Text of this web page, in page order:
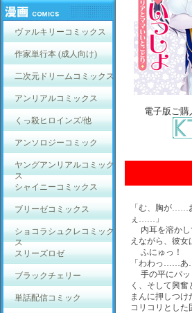
ヴァルキリーコミックス
作家単行本 (成人向け)
二次元ドリームコミックス
アンリアルコミックス
くっ殺ヒロインズ/他
アンソロジーコミック
ヤングアンリアルコミック
ス
シャイニーコミックス
ブリーゼコミックス
ショコラシュクレコミック
ス
スリーズロゼ
ブラックチェリー
単話配信コミック
電子版ご購
「む、胸が……
ぇ……」
内耳を溶かし
えながら、彼
ふにゅっ！
「わわっ……あ
手の平にパッ
く、そして興
まんに押しつ
コリコリとした